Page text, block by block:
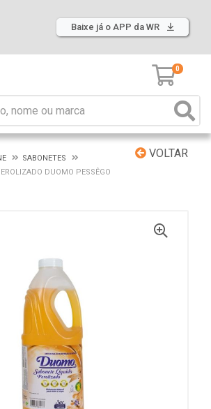
Baixe já o APP da WR
0
VOLTAR
SABONETES
DUOMO PESSÊGO